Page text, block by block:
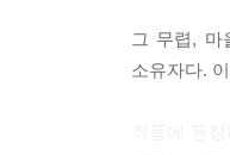
---본문 중에서
그 무렵, 마
소유자다.